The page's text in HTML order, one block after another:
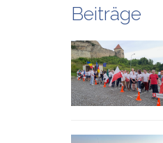
Beiträge